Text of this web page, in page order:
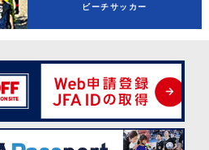
ビーチサッカー